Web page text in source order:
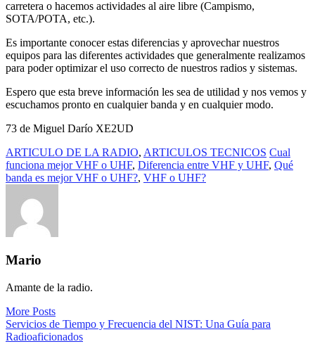
carretera o hacemos actividades al aire libre (Campismo,
SOTA/POTA, etc.).
Es importante conocer estas diferencias y aprovechar nuestros
equipos para las diferentes actividades que generalmente realizamos
para poder optimizar el uso correcto de nuestros radios y sistemas.
Espero que esta breve información les sea de utilidad y nos vemos y
escuchamos pronto en cualquier banda y en cualquier modo.
73 de Miguel Darío XE2UD
ARTICULO DE LA RADIO, ARTICULOS TECNICOS Cual
funciona mejor VHF o UHF, Diferencia entre VHF y UHF, Qué
banda es mejor VHF o UHF?, VHF o UHF?
Mario
Amante de la radio.
More Posts
Navegación
Servicios de Tiempo y Frecuencia del NIST: Una Guía para
Radioaficionados